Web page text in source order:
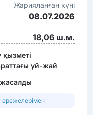
Жарияланған күні
08.07.2026
18,06 ш.м.
қызметі
үй-жай
ережелерімен